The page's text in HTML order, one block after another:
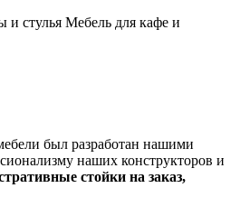
и стулья Мебель для кафе и
был разработан нашими
наших конструкторов и
стойки на заказ,